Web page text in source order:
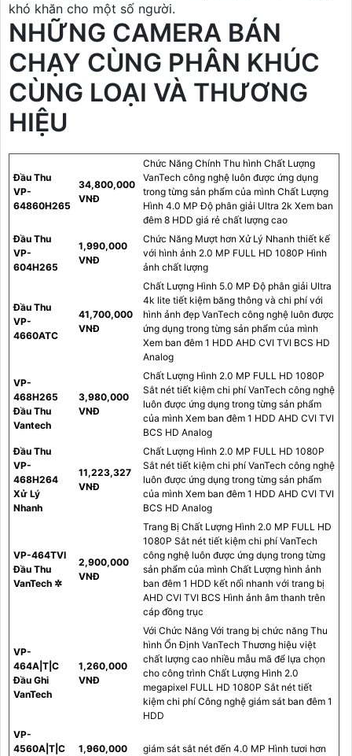
khó khăn cho một số người.
NHỮNG CAMERA BÁN
CHẠY CÙNG PHÂN KHÚC
CÙNG LOẠI VÀ THƯƠNG
HIỆU
Đầu Thu
VP-
64860H265
34,800,000
VNĐ
Chức Năng Chính Thu hình Chất Lượng
VanTech công nghệ luôn được ứng dụng
trong từng sản phẩm của mình Chất Lượng
Hình 4.0 MP Độ phân giải Ultra 2k Xem ban
đêm 8 HDD giá rẻ chất lượng cao
Đầu Thu
VP-
604H265
1,990,000
VNĐ
Chức Năng Mượt hơn Xử Lý Nhanh thiết kế
với hình ảnh 2.0 MP FULL HD 1080P Hình
ảnh chất lượng
Đầu Thu
VP-
4660ATC
41,700,000
VNĐ
Chất Lượng Hình 5.0 MP Độ phân giải Ultra
4k lite tiết kiệm băng thông và chi phí với
hình ảnh đẹp VanTech công nghệ luôn được
ứng dụng trong từng sản phẩm của mình
Xem ban đêm 1 HDD AHD CVI TVI BCS HD
Analog
VP-
468H265
Đầu Thu
Vantech
3,980,000
VNĐ
Chất Lượng Hình 2.0 MP FULL HD 1080P
Sắt nét tiết kiệm chi phí VanTech công nghệ
luôn được ứng dụng trong từng sản phẩm
của mình Xem ban đêm 1 HDD AHD CVI TVI
BCS HD Analog
Đầu Thu
VP-
468H264
Xử Lý
Nhanh
11,223,327
VNĐ
Chất Lượng Hình 2.0 MP FULL HD 1080P
Sắt nét tiết kiệm chi phí VanTech công nghệ
luôn được ứng dụng trong từng sản phẩm
của mình Xem ban đêm 1 HDD AHD CVI TVI
BCS HD Analog
VP-464TVI
Đầu Thu
VanTech ✲
2,900,000
VNĐ
Trang Bị Chất Lượng Hình 2.0 MP FULL HD
1080P Sắt nét tiết kiệm chi phí VanTech
công nghệ luôn được ứng dụng trong từng
sản phẩm của mình Chất Lượng hình ảnh
ban đêm 1 HDD kết nối nhanh với trang bị
AHD CVI TVI BCS Hình ảnh âm thanh trên
cáp đồng trục
VP-
464A|T|C
Đầu Ghi
VanTech
1,260,000
VNĐ
Với Chức Năng Với trang bị chức năng Thu
hình Ổn Định VanTech Thương hiệu việt
chất lượng cao nhiều mẫu mã để lựa chọn
cho công trình Chất Lượng Hình 2.0
megapixel FULL HD 1080P Sắt nét tiết
kiệm chi phí Công nghệ giám sát ban đêm 1
HDD
VP-
4560A|T|C
1,960,000
giám sát sắt nét đến 4.0 MP Hình tươi hơn